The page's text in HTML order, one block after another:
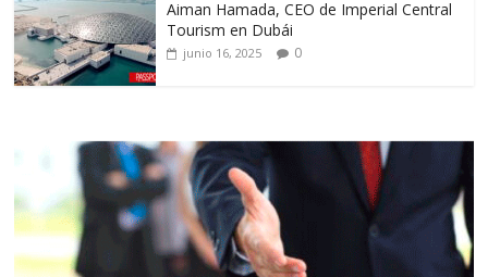
Aiman Hamada, CEO de Imperial Central
Tourism en Dubái
junio 16, 2025 0